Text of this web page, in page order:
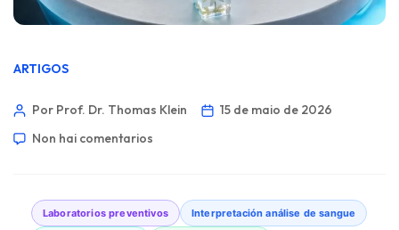
ARTIGOS
Por Prof. Dr. Thomas Klein
15 de maio de 2026
Non hai comentarios
Laboratorios preventivos Interpretación análise de sangue